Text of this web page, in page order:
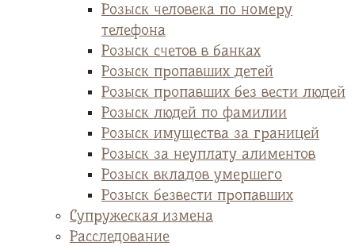
Розыск человека по номеру
телефона
Розыск счетов в банках
Розыск пропавших детей
Розыск пропавших без вести людей
Розыск людей по фамилии
Розыск имущества за границей
Розыск за неуплату алиментов
Розыск вкладов умершего
Розыск безвести пропавших
Супружеская измена
Расследование